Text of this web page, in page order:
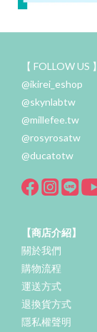
【 FOLLOW US 】
@ikirei_eshop
@skynlabtw
@millefee.tw
@rosyrosatw
@ducatotw
【商店介紹】
關於我們
購物流程
運送方式
退換貨方式
隱私權聲明